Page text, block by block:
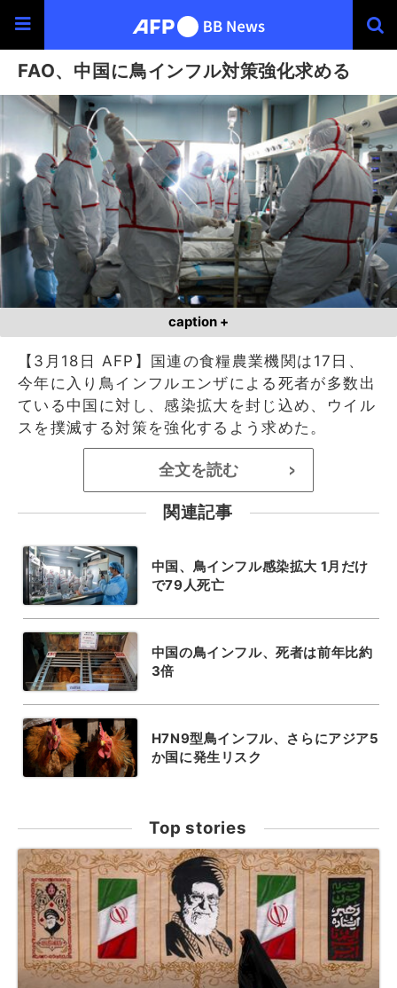
FAO、中国に鳥インフル対策強化求める
caption +
【3月18日 AFP】国連の食糧農業機関は17日、
今年に入り鳥インフルエンザによる死者が多数出
ている中国に対し、感染拡大を封じ込め、ウイル
スを撲滅する対策を強化するよう求めた。
全文を読む >
関連記事
中国、鳥インフル感染拡大 1月だけ
で79人死亡
中国の鳥インフル、死者は前年比約
3倍
H7N9型鳥インフル、さらにアジア5
か国に発生リスク
Top stories